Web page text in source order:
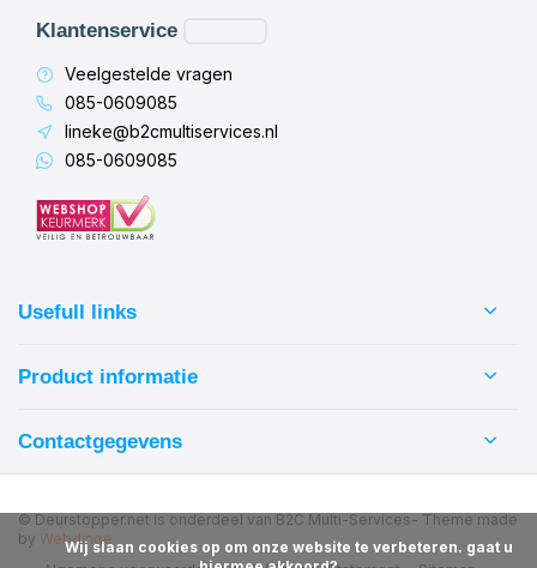
Klantenservice
Veelgestelde vragen
085-0609085
lineke@b2cmultiservices.nl
085-0609085
Usefull links
Product informatie
Contactgegevens
© Deurstopper.net is onderdeel van B2C Multi-Services- Theme made
by Webdinge
            Wij slaan cookies op om onze website te verbeteren. gaat u